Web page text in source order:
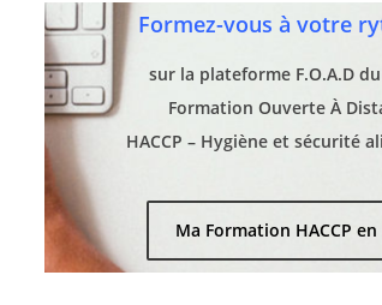
Formez-vous à votre
sur la plateforme F.O.A.D du
Formation Ouverte À
HACCP – Hygiène et sécurité
Ma Formation HACCP